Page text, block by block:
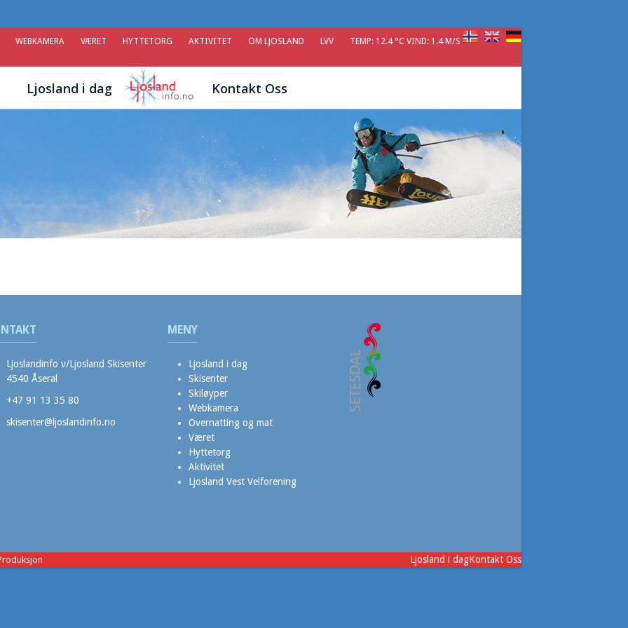
WEBKAMERA VÆRET HYTTETORG AKTIVITET OM LJOSLAND LVV TEMP: 12.4 °C VIND: 1.4 M/S
Ljosland i dag Kontakt Oss
Ljoslandinfo v/Ljosland Skisenter
4540 Åseral
+47 91 13 35 80
skisenter@ljoslandinfo.no
MENY
Ljosland i dag
Skisenter
Skiløyper
Webkamera
Overnatting og mat
Været
Hyttetorg
Aktivitet
Ljosland Vest Velforening
Ljosland i dagKontakt Oss